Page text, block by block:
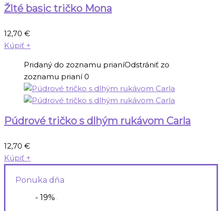
Žlté basic tričko Mona
12,70 €
Kúpiť +
Pridaný do zoznamu prianíOdstrániť zo
zoznamu prianí 0
Púdrové tričko s dlhým rukávom Carla
12,70 €
Kúpiť +
Ponuka dňa
- 19%